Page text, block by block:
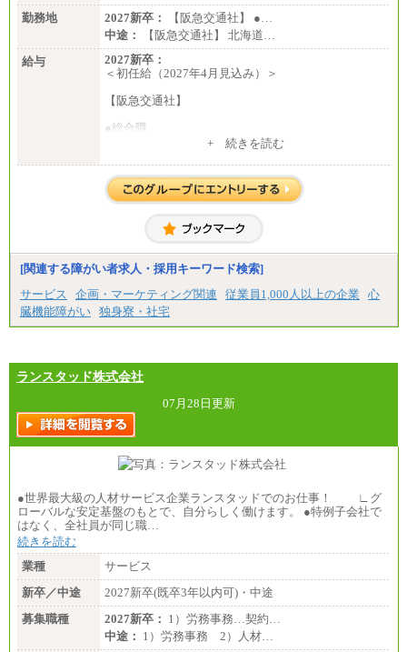
勤務地
2027新卒：
【阪急交通社】 ●…
中途：
【阪急交通社】 北海道…
給与
2027新卒：
＜初任給（2027年4月見込み）＞
【阪急交通社】
●総合職
(※3)、239,000円(※4)、237,000円（※5）
・専門・短大卒
(※3)、218,500円(※4)、216,500円（※5）
※1…東京都、埼玉県、千葉県、神奈川県
※2…大阪府、京都府、兵庫県、滋賀県
※3…愛知県、静岡県
※4…北海道、宮城県、栃木県、群馬県、長野県、新
潟県、富山県、石川県、岡山県、広島県、山口県、
香川県、福岡県
県、福島県、山形県
・月給には一律地域手当を含んだ金額を表示
（一律地域手当：※1…36,000円、※2…33,000円、
※3…28,000円、※4…25,000円、※5…23,000円）
・試用期間中も給与変更なし
●基幹職（地域限定社員）
・大学・院卒／月給185,000 円～219,000 円 ※勤務地
〈東京・神奈川〉219,000 円
〈大阪・兵庫〉209,000 円
〈愛知〉194,500 円 〈福岡〉1
・専門・短大卒／月給185,000 円～210,000 円 ※勤務
地により異なる。
〈東京・神奈川〉210,000 円
〈大阪・兵庫〉200,000 円
〈愛知〉194,500 円 〈福
岡〉185,000円
+ 続きを読む
[関連する障がい者求人・採用キーワード検索]
サービス
企画・マーケティング関連 従業員1,000人以上の企業
心
臓機能障がい 独身寮・社宅
ランスタッド株式会社
07月28日更新
●世界最大級の人材サービス企業ランスタッドでのお仕事！ ∟グ
ローバルな安定基盤のもとで、自分らしく働けます。 ●特例子会社で
はなく、全社員が同じ職…
続きを読む
業種
サービス
新卒／中途
2027新卒(既卒3年以内可)・中途
募集職種
2027新卒： 1）労務事務…契約…
中途： 1）労務事務 2）人材…